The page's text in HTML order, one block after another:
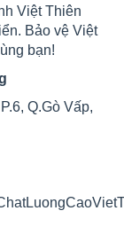
Việt Thiên
Bảo vệ Việt
bạn!
Q.Gò Vấp,